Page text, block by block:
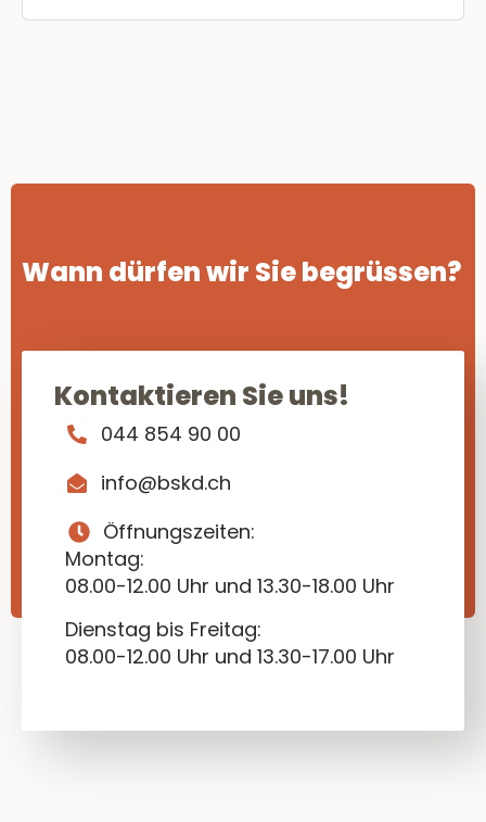
Wann dürfen wir Sie begrüssen?
Kontaktieren Sie uns!
044 854 90 00
info@bskd.ch
Öffnungszeiten:
Montag:
08.00-12.00 Uhr und 13.30-18.00 Uhr
Dienstag bis Freitag:
08.00-12.00 Uhr und 13.30-17.00 Uhr